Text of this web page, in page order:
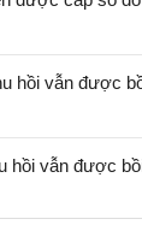
hồi vẫn được
hồi vẫn được